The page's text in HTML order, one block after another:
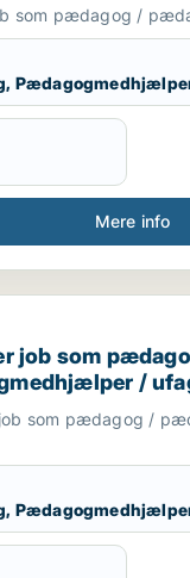
som pædagog /
Mere info
job som
job som
/
som pædagog /